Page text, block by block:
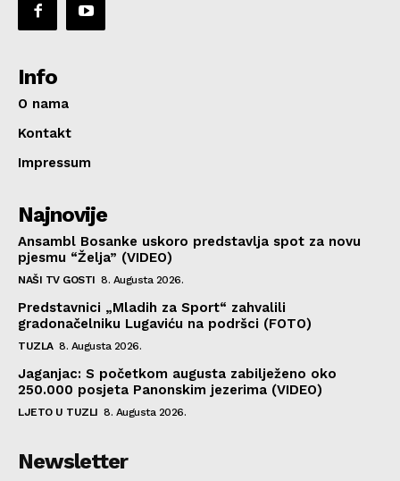
Info
O nama
Kontakt
Impressum
Najnovije
Ansambl Bosanke uskoro predstavlja spot za novu
pjesmu “Želja” (VIDEO)
NAŠI TV GOSTI 8. Augusta 2026.
Predstavnici „Mladih za Sport“ zahvalili
gradonačelniku Lugaviću na podršci (FOTO)
TUZLA 8. Augusta 2026.
Jaganjac: S početkom augusta zabilježeno oko
250.000 posjeta Panonskim jezerima (VIDEO)
LJETO U TUZLI 8. Augusta 2026.
Newsletter